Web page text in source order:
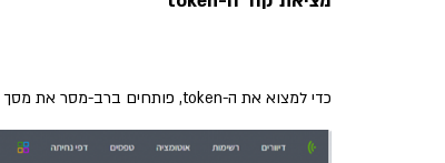
כדי למצוא את ה-token, פותחים ברב-מסר את מסך